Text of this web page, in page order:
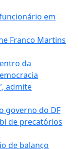
em
Franco Martins
da
admite
governo do DF
de precatórios
de balanço